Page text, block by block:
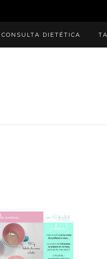
CONSULTA DIETÉTICA